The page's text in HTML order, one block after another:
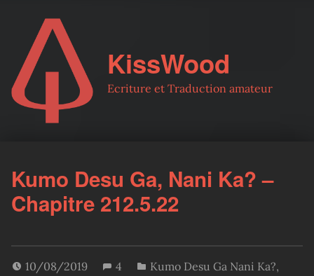
KissWood
Ecriture et Traduction amateur
Kumo Desu Ga, Nani Ka? –
Chapitre 212.5.22
10/08/2019 4 Kumo Desu Ga Nani Ka?,